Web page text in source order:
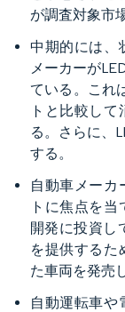
が調査対象市
中期的には、
メーカーが
ている。これ
トと比較し
る。さらに、
する。
自動車メーカ
トに焦点を
開発に投資し
を提供するた
た車両を発売
自動運転車や